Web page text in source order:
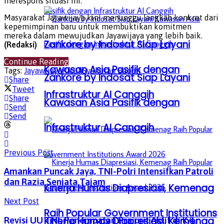
Zankore by Indosat Siap Layani
Kawasan Asia Pasifik dengan
Infrastruktur AI Canggih
Kinerja Humas Diapresiasi, Kemenag
Raih Popular Government Institutions
Zankore by Indosat Siap Layani
Kawasan Asia Pasifik dengan
Infrastruktur AI Canggih
Kinerja Humas Diapresiasi, Kemenag
Masyarakat Jayawijaya kini menunggu langkah konkret dari
kepemimpinan baru untuk membuktikan komitmen
mereka dalam mewujudkan Jayawijaya yang lebih baik.
(Redaksi)
Continue Reading
Tags: JayawijayaRicuhSyukuran Bupati
Share
Tweet
Share
Send
Send
Previous Post
Amankan Puncak Jaya, TNI-Polri Intensifkan Patroli
dan Razia Senjata Tajam
Next Post
Revisi UU TNI, Penempatan Prajurit Aktif di K/L